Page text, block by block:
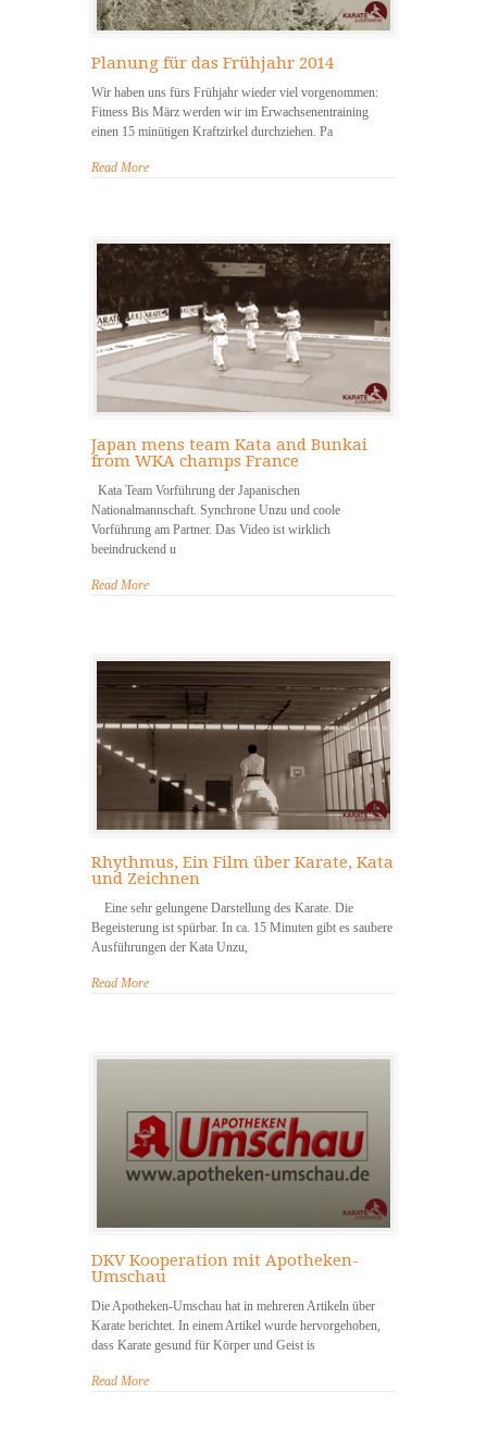
Planung für das Frühjahr 2014
Wir haben uns fürs Frühjahr wieder viel vorgenommen:
Fitness Bis März werden wir im Erwachsenentraining
einen 15 minütigen Kraftzirkel durchziehen. Pa
Read More
Japan mens team Kata and Bunkai
from WKA champs France
Kata Team Vorführung der Japanischen
Nationalmannschaft. Synchrone Unzu und coole
Vorführung am Partner. Das Video ist wirklich
beeindruckend u
Read More
Rhythmus, Ein Film über Karate, Kata
und Zeichnen
Eine sehr gelungene Darstellung des Karate. Die
Begeisterung ist spürbar. In ca. 15 Minuten gibt es saubere
Ausführungen der Kata Unzu,
Read More
DKV Kooperation mit Apotheken-
Umschau
Die Apotheken-Umschau hat in mehreren Artikeln über
Karate berichtet. In einem Artikel wurde hervorgehoben,
dass Karate gesund für Körper und Geist is
Read More